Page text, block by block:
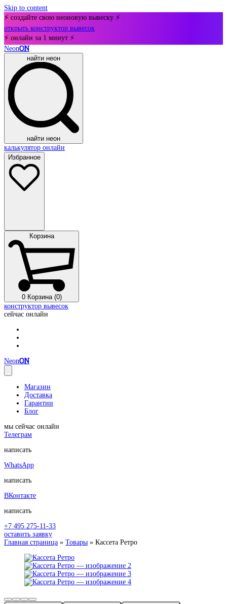
Skip to content
⚡ создайте свою неоновую вывеску ⚡
открыть конструктор вывесок
⚡ онлайн за 1 минут ⚡
NeonON
найти неон
найти неон
калькулятор онлайн
Избранное
Корзина
0 Корзина (0)
конструктор вывесок
сейчас онлайн
NeonON
Магазин
Доставка
Гарантии
Блог
мы сейчас онлайн
Телеграм
написать
WhatsApp
написать
ВКонтакте
написать
+7 495 275-11-33
оставить заявку
Главная страница » Товары » Кассета Ретро